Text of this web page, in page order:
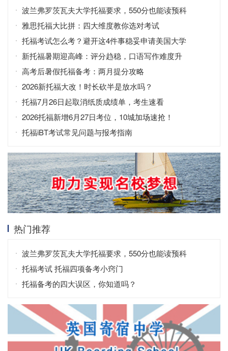
波兰弗罗茨瓦夫大学托福要求，550分也能读预科
雅思托福大比拼：四大维度教你选对考试
托福考试怎么考？避开这4件事稳妥申请美国大学
新托福暑期迎高峰：评分趋稳，口语写作难度升
高考后暑假托福备考：两月提分攻略
2026新托福大改！时长砍半是放水吗？
托福7月26日起取消纸质成绩单，考生速看
2026托福新增6月27日考位，10城加场速抢！
托福iBT考试常见问题与报考指南
热门推荐
波兰弗罗茨瓦夫大学托福要求，550分也能读预科
托福考试 托福四项备考小窍门
托福备考的四大误区，你知道吗？